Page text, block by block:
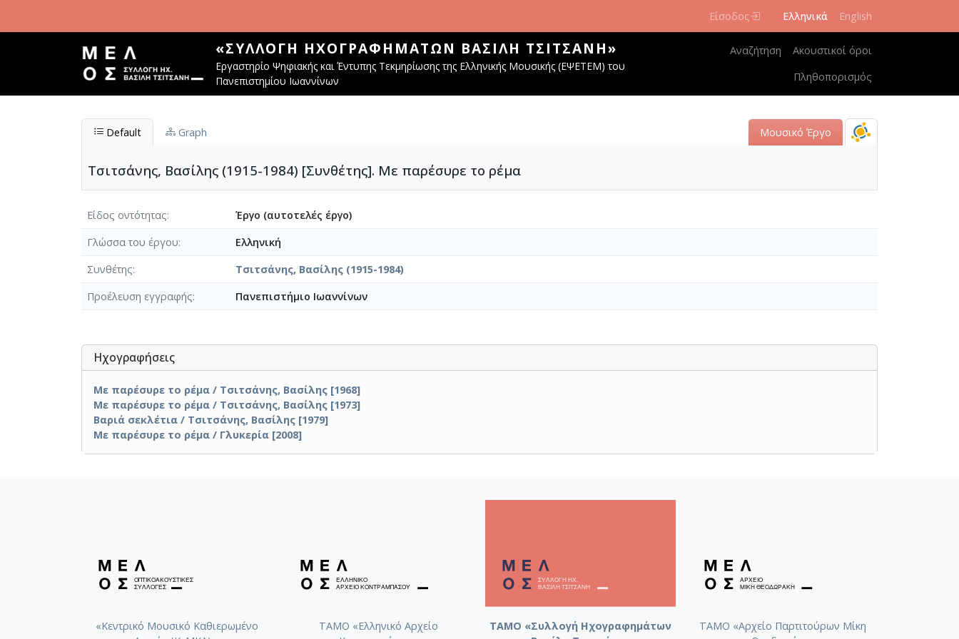
Είσοδος Ελληνικά English
«ΣΥΛΛΟΓΉ ΗΧΟΓΡΑΦΗΜΆΤΩΝ ΒΑΣΊΛΗ ΤΣΙΤΣΆΝΗ»
Εργαστηρίο Ψηφιακής και Έντυπης Τεκμηρίωσης της Ελληνικής Μουσικής (ΕΨΕΤΕΜ) του
Πανεπιστημίου Ιωαννίνων
Κεντρική πλοήγηση
Αναζήτηση
Ακουστικοί όροι
Πληθοπορισμός
Default Graph Μουσικό Έργο
Τσιτσάνης, Βασίλης (1915-1984) [Συνθέτης]. Με παρέσυρε το ρέμα
Είδος οντότητας
Έργο (αυτοτελές έργο)
Γλώσσα του έργου
Ελληνική
Συνθέτης
Τσιτσάνης, Βασίλης (1915-1984)
Προέλευση εγγραφής
Πανεπιστήμιο Ιωαννίνων
Ηχογραφήσεις
Με παρέσυρε το ρέμα / Τσιτσάνης, Βασίλης [1968]
Με παρέσυρε το ρέμα / Τσιτσάνης, Βασίλης [1973]
Βαριά σεκλέτια / Τσιτσάνης, Βασίλης [1979]
Με παρέσυρε το ρέμα / Γλυκερία [2008]
«Κεντρικό Μουσικό Καθιερωμένο
ΤΑΜΟ «Ελληνικό Αρχείο
ΤΑΜΟ «Συλλογή Ηχογραφημάτων
ΤΑΜΟ «Αρχείο Παρτιτούρων Μίκη